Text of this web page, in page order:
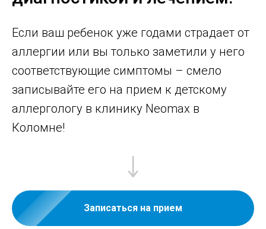
Если ваш ребенок уже годами страдает от
аллергии или вы только заметили у него
соответствующие симптомы – смело
записывайте его на прием к детскому
аллергологу в клинику Neomax в
Коломне!
Записаться на прием